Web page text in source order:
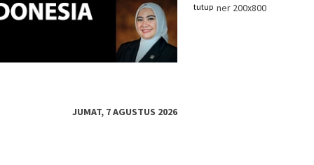
tutup
JUMAT, 7 AGUSTUS 2026